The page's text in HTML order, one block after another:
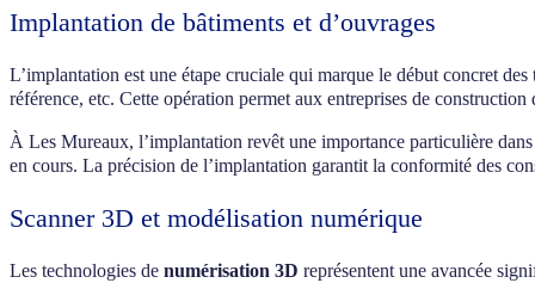
Implantation de bâtiments et d’ouvrages
L’implantation est une étape cruciale qui marque le début concret
référence, etc. Cette opération permet aux entreprises de
À Les Mureaux, l’implantation revêt une importance particulière
en cours. La précision de l’implantation garantit la conformité des
Scanner 3D et modélisation numérique
Les technologies de numérisation 3D représentent une avancée